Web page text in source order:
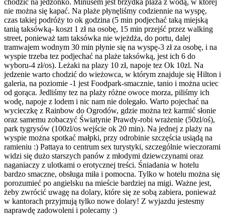
chodzić na jedzonko. Minusem jest brzydka plaża z wodą, w której
nie można się kapać. Na plaże płynęliśmy codziennie na wyspę,
czas takiej podróży to ok godzina (5 min podjechać taką miejską
tanią taksówką- koszt 1 zł na osobę, 15 min przejść przez walking
street, ponieważ tam taksówka nie wjeżdża, do portu, dalej
tramwajem wodnym 30 min płynie się na wyspę-3 zł za osobę, i na
wyspie trzeba tez podjechać na plaże taksówką, jest ich 6 do
wyboru-4 zł/os). Leżaki na plazy 10 zł, napoje tez Ok 10zl. Na
jedzenie warto chodzić do wieżowca, w którym znajduje się Hilton i
galeria, na poziomie -1 jest Foodpark-smacznie, tanio i można uciec
od gorąca. Jedliśmy tez na plaży różne owoce morza, piliśmy ich
wodę, napoje z lodem i nic nam nie dolegało. Warto pojechać na
wycieczkę z Rainbow do Ogrodów, gdzie można też karmić słonie
oraz samemu zobaczyć Światynie Prawdy-robi wrażenie (50zl/oś),
park tygrysów (100zl/os wejście ok 20 min). Na jednej z plaży na
wyspie można spotkać małpki, przy odrobinie szczęścia usiądą na
ramieniu :) Pattaya to centrum sex turystyki, szczególnie wieczorami
widzi się dużo starszych panów z młodymi dziewczynami oraz
naganiaczy z ulotkami o erotycznej treści. Śniadania w hotelu
bardzo smaczne, obsługa miła i pomocna. Tylko w hotelu można się
porozumieć po angielsku na mieście bardziej na migi. Ważne jest,
żeby zwrócić uwagę na dolary, które się ze sobą zabiera, ponieważ
w kantorach przyjmują tylko nowe dolary! Z wyjazdu jestesmy
naprawdę zadowoleni i polecamy :)